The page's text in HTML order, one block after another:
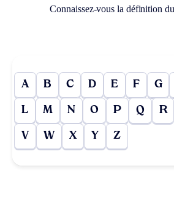
Connaissez-vous la définition
A B C D E F G
L M N O P Q R
V W X Y Z